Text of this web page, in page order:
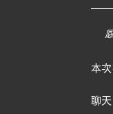
本
聊